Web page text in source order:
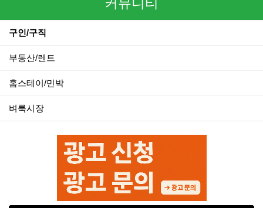
커뮤니티
구인/구직
부동산/렌트
홈스테이/민박
벼룩시장